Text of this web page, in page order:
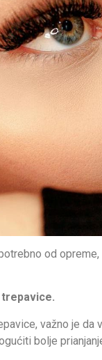
od
važno je
bolje